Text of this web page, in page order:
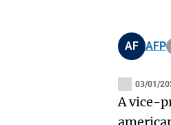
AF AFP
03/01/
A vice-